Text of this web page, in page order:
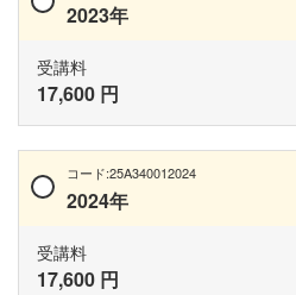
2023年
受講料
17,600 円
コード:25A340012024
2024年
受講料
17,600 円